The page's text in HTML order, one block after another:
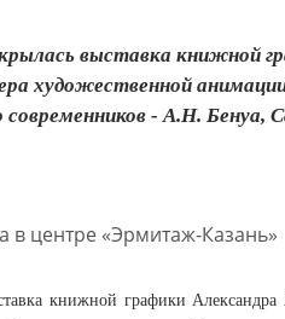
выставка книжной
художественной
- А.Н. Бенуа,
книжной графики Александра